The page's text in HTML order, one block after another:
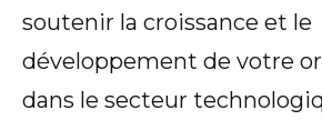
soutenir la croissance et le
développement de votre
dans le secteur